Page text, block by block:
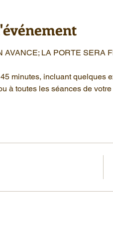
LA PORTE SERA
minutes, incluant quelques
à toutes les séances de